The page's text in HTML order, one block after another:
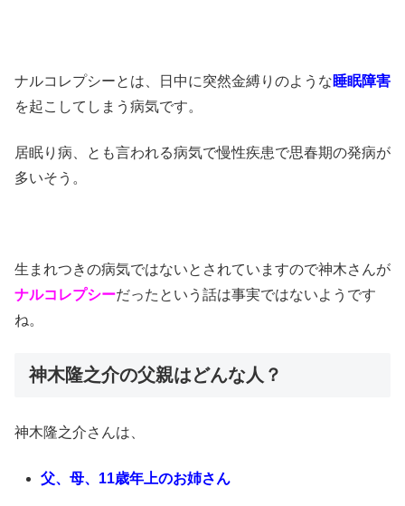
ナルコレプシーとは、日中に突然金縛りのような睡眠障害
を起こしてしまう病気です。
居眠り病、とも言われる病気で慢性疾患で思春期の発病が
多いそう。
生まれつきの病気ではないとされていますので神木さんが
ナルコレプシーだったという話は事実ではないようです
ね。
神木隆之介の父親はどんな人？
神木隆之介さんは、
父、母、11歳年上のお姉さん